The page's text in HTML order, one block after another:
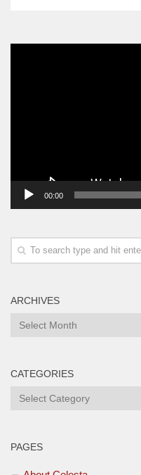
00:00
ARCHIVES
Archives
CATEGORIES
Categories
PAGES